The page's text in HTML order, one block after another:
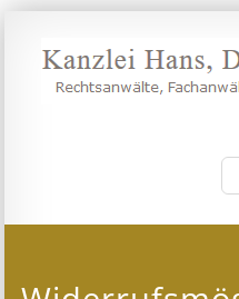
Inhalt
springen